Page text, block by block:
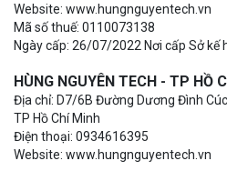
Website: www.hungnguyentech.vn
Mã số thuế: 0110073138
Ngày cấp: 26/07/2022 Nơi cấp Sở kế
HÙNG NGUYÊN TECH - TP HỒ
Địa chỉ: D7/6B Đường Dương Đình
TP Hồ Chí Minh
Điện thoại: 0934616395
Website: www.hungnguyentech.vn